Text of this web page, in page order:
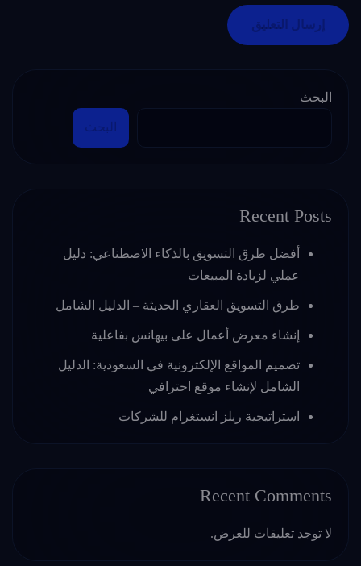
البحث
البحث
Recent Posts
أفضل طرق التسويق بالذكاء الاصطناعي: دليل
عملي لزيادة المبيعات
طرق التسويق العقاري الحديثة – الدليل الشامل
إنشاء معرض أعمال على بيهانس بفاعلية
تصميم المواقع الإلكترونية في السعودية: الدليل
الشامل لإنشاء موقع احترافي
استراتيجية ريلز انستغرام للشركات
Recent Comments
لا توجد تعليقات للعرض.